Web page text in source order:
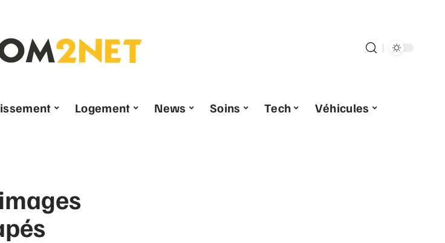
Logement News Soins Tech
Véhicules